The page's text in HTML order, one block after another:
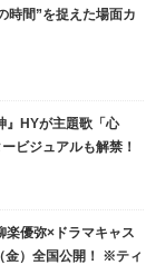
時間”を捉えた場面カ
』HYが主題歌「心
ビジュアルも解禁！
楽優弥×ドラマキャス
金）全国公開！ ※ティ